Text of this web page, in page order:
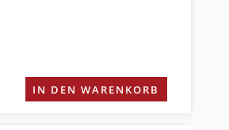
IN DEN WARENKORB